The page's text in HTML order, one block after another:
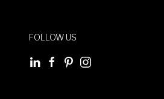
FOLLOW US